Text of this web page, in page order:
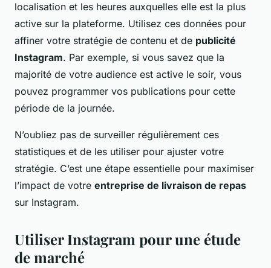
localisation et les heures auxquelles elle est la plus
active sur la plateforme. Utilisez ces données pour
affiner votre stratégie de contenu et de publicité
Instagram. Par exemple, si vous savez que la
majorité de votre audience est active le soir, vous
pouvez programmer vos publications pour cette
période de la journée.
N’oubliez pas de surveiller régulièrement ces
statistiques et de les utiliser pour ajuster votre
stratégie. C’est une étape essentielle pour maximiser
l’impact de votre entreprise de livraison de repas
sur Instagram.
Utiliser Instagram pour une étude
de marché